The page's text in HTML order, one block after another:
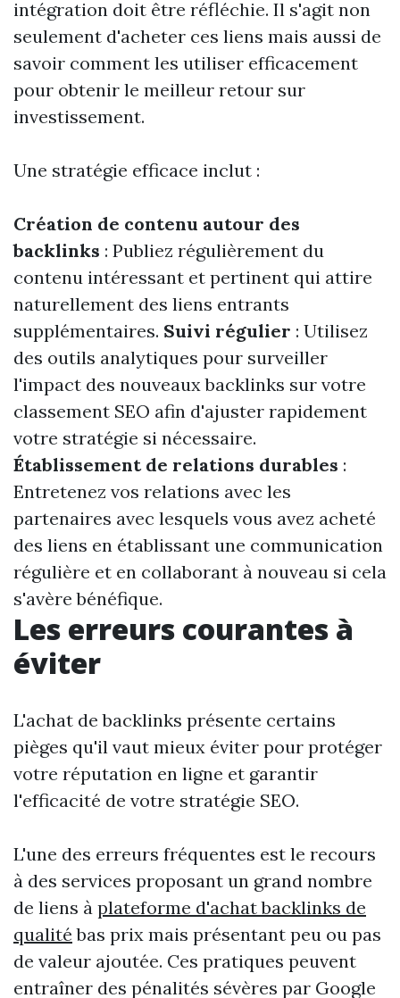
intégration doit être réfléchie. Il s'agit non
seulement d'acheter ces liens mais aussi de
savoir comment les utiliser efficacement
pour obtenir le meilleur retour sur
investissement.
Une stratégie efficace inclut :
Création de contenu autour des
backlinks : Publiez régulièrement du
contenu intéressant et pertinent qui attire
naturellement des liens entrants
supplémentaires. Suivi régulier : Utilisez
des outils analytiques pour surveiller
l'impact des nouveaux backlinks sur votre
classement SEO afin d'ajuster rapidement
votre stratégie si nécessaire.
Établissement de relations durables :
Entretenez vos relations avec les
partenaires avec lesquels vous avez acheté
des liens en établissant une communication
régulière et en collaborant à nouveau si cela
s'avère bénéfique.
Les erreurs courantes à
éviter
L'achat de backlinks présente certains
pièges qu'il vaut mieux éviter pour protéger
votre réputation en ligne et garantir
l'efficacité de votre stratégie SEO.
L'une des erreurs fréquentes est le recours
à des services proposant un grand nombre
de liens à plateforme d'achat backlinks de
qualité bas prix mais présentant peu ou pas
de valeur ajoutée. Ces pratiques peuvent
entraîner des pénalités sévères par Google